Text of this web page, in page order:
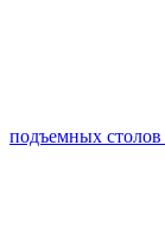
подъемных столов